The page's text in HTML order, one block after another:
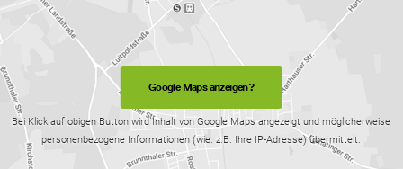
Google Maps anzeigen?
Bei Klick auf obigen Button wird Inhalt von Google Maps angezeigt und möglicherweise
personenbezogene Informationen (wie. z.B. Ihre IP-Adresse) übermittelt.